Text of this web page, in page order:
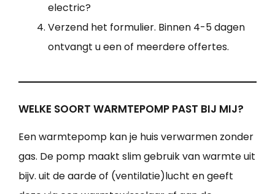
electric?
Verzend het formulier. Binnen 4-5 dagen
ontvangt u een of meerdere offertes.
WELKE SOORT WARMTEPOMP PAST BIJ MIJ?
Een warmtepomp kan je huis verwarmen zonder
gas. De pomp maakt slim gebruik van warmte uit
bijv. uit de aarde of (ventilatie)lucht en geeft